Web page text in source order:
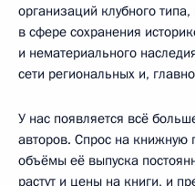
организаций клубного
в сфере сохранения
и нематериального
сети региональных и,
У нас появляется всё
авторов. Спрос на книжную
объёмы её выпуска
растут и цены на книги, и